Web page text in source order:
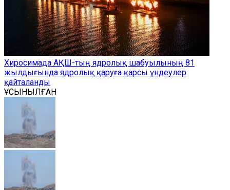
Хиросимада АҚШ-тың ядролық шабуылының 81
жылдығында ядролық қаруға қарсы үндеулер
қайталанды
ҰСЫНЫЛҒАН